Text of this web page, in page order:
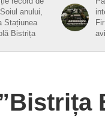
anului,
Stațiunea
Bistrița